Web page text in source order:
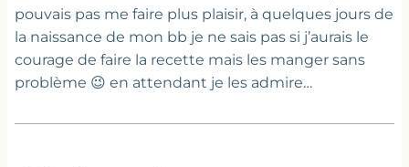
pouvais pas me faire plus plaisir, à quelques jours de
la naissance de mon bb je ne sais pas si j’aurais le
courage de faire la recette mais les manger sans
problème 😉 en attendant je les admire…